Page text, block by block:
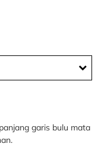
garis bulu mata